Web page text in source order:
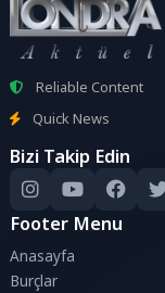
Reliable Content
Quick News
Bizi Takip Edin
Footer Menu
Anasayfa
Burçlar